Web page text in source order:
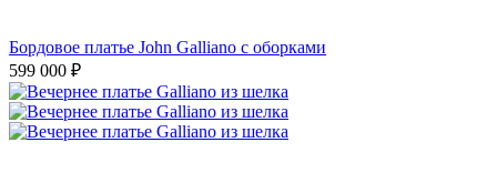
Бордовое платье John Galliano с оборками
599 000 ₽